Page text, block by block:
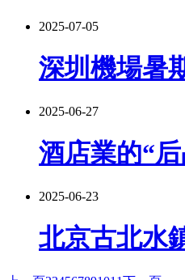
2025-07-05
深圳機場暑
2025-06-27
酒店業的“
2025-06-23
北京古北水